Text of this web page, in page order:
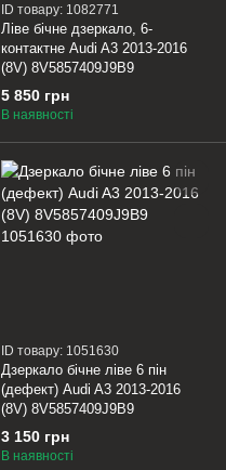
ID товару: 1082771
Ліве бічне дзеркало, 6-
контактне Audi A3 2013-2016
(8V) 8V5857409J9B9
5 850 грн
В наявності
ID товару: 1051630
Дзеркало бічне ліве 6 пін
(дефект) Audi A3 2013-2016
(8V) 8V5857409J9B9
3 150 грн
В наявності